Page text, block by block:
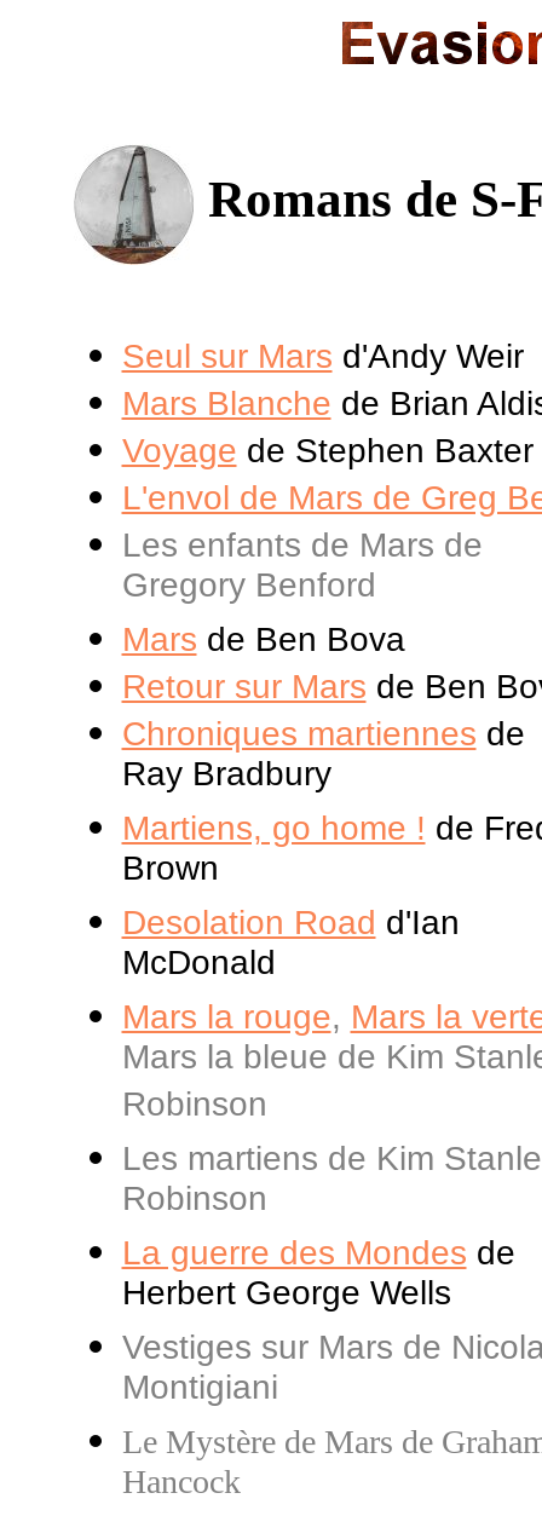
Romans de S-
Seul sur Mars d'Andy Weir
Mars Blanche de Brian
Voyage de Stephen Baxter
L'envol de Mars de Greg
Les enfants de Mars de
Gregory Benford
Mars de Ben Bova
Retour sur Mars de Ben
Chroniques martiennes de
Ray Bradbury
Martiens, go home ! de
Brown
Desolation Road d'Ian
McDonald
Mars la rouge, Mars la
Mars la bleue de Kim
Robinson
Les martiens de Kim
Robinson
La guerre des Mondes de
Herbert George Wells
Vestiges sur Mars de
Montigiani
Le Mystère de Mars de
Hancock